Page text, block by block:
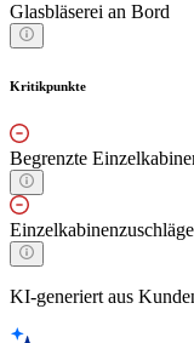
Glasbläserei an Bord
Kritikpunkte
Begrenzte
KI-generiert aus